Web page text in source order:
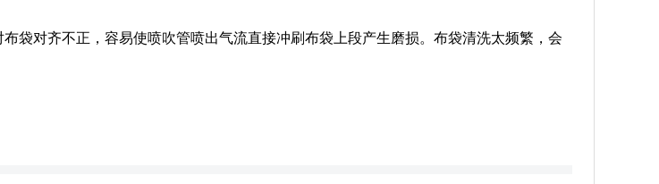
袋对齐不正，容易使喷吹管喷出气流直接冲刷布袋上段产生磨损。布袋清洗太频繁，会